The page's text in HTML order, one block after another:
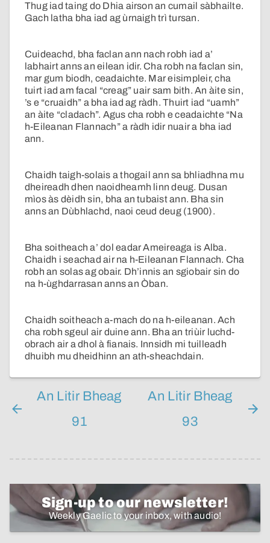
Thug iad taing do Dhia airson an cumail sàbhailte.
Gach latha bha iad ag ùrnaigh trì tursan.
Cuideachd, bha faclan ann nach robh iad a’
labhairt anns an eilean idir. Cha robh na faclan sin,
mar gum biodh, ceadaichte. Mar eisimpleir, cha
tuirt iad am facal “creag” uair sam bith. An àite sin,
’s e “cruaidh” a bha iad ag ràdh. Thuirt iad “uamh”
an àite “cladach”. Agus cha robh e ceadaichte “Na
h-Eileanan Flannach” a ràdh idir nuair a bha iad
ann.
Chaidh taigh-solais a thogail ann sa bhliadhna mu
dheireadh dhen naoidheamh linn deug. Dusan
mìos às dèidh sin, bha an tubaist ann. Bha sin
anns an Dùbhlachd, naoi ceud deug (1900).
Bha soitheach a’ dol eadar Ameireaga is Alba.
Chaidh i seachad air na h-Eileanan Flannach. Cha
robh an solas ag obair. Dh’innis an sgiobair sin do
na h-ùghdarrasan anns an Òban.
Chaidh soitheach a-mach do na h-eileanan. Ach
cha robh sgeul air duine ann. Bha an triùir luchd-
obrach air a dhol à fianais. Innsidh mi tuilleadh
dhuibh mu dheidhinn an ath-sheachdain.
An Litir Bheag
91
An Litir Bheag
93
Sign-up to our newsletter!
Weekly Gaelic to your inbox, with audio!